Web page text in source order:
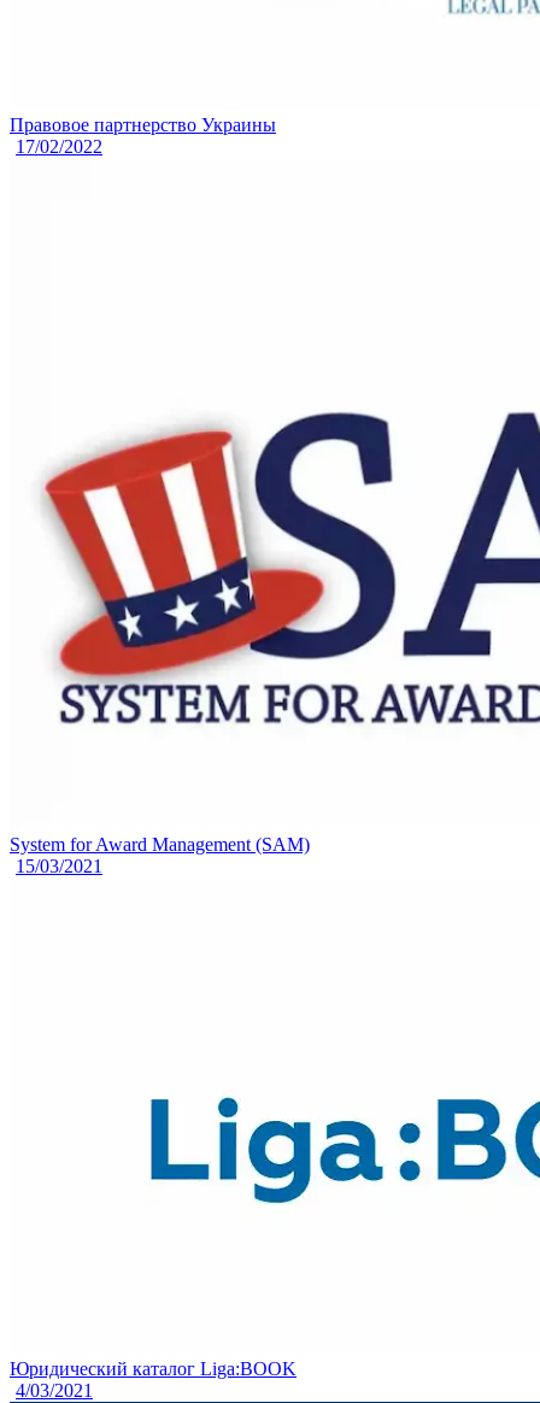
Правовое партнерство Украины
17/02/2022
System for Award Management (SAM)
15/03/2021
Юридический каталог Liga:BOOK
4/03/2021